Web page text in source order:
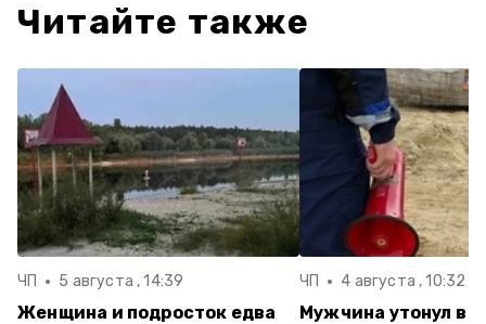
Читайте также
ЧП 5 августа , 14:39
Женщина и подросток едва
ЧП 4 августа , 10:32
Мужчина утонул в